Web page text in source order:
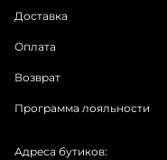
Доставка
Оплата
Возврат
Программа лояльности
Адреса бутиков: